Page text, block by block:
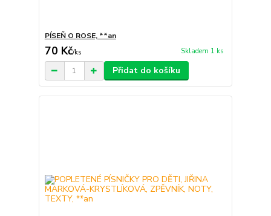
PÍSEŇ O ROSE, **an
70 Kč/ks Skladem 1 ks
Přidat do košíku